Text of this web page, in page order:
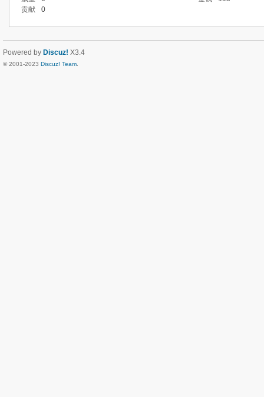
贡献
0
Powered by Discuz! X3.4
© 2001-2023 Discuz! Team